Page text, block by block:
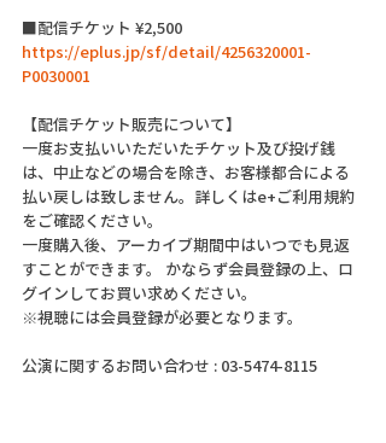
■配信チケット ¥2,500
https://eplus.jp/sf/detail/4256320001-
P0030001
【配信チケット販売について】
一度お支払いいただいたチケット及び投げ銭
は、中止などの場合を除き、お客様都合による
払い戻しは致しません。詳しくはe+ご利用規約
をご確認ください。
一度購入後、アーカイブ期間中はいつでも見返
すことができます。 かならず会員登録の上、ロ
グインしてお買い求めください。
※視聴には会員登録が必要となります。
公演に関するお問い合わせ : 03-5474-8115